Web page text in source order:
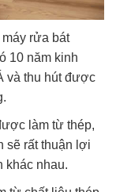
rửa bát
10 năm kinh
và thu hút được
làm từ thép,
sẽ rất thuận lợi
khác nhau.